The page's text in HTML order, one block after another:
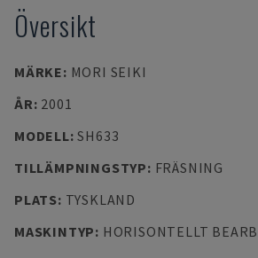
Översikt
MÄRKE: MORI SEIKI
ÅR: 2001
MODELL:SH633
TILLÄMPNINGSTYP: FRÄSNING
PLATS: TYSKLAND
MASKINTYP: HORISONTELLT